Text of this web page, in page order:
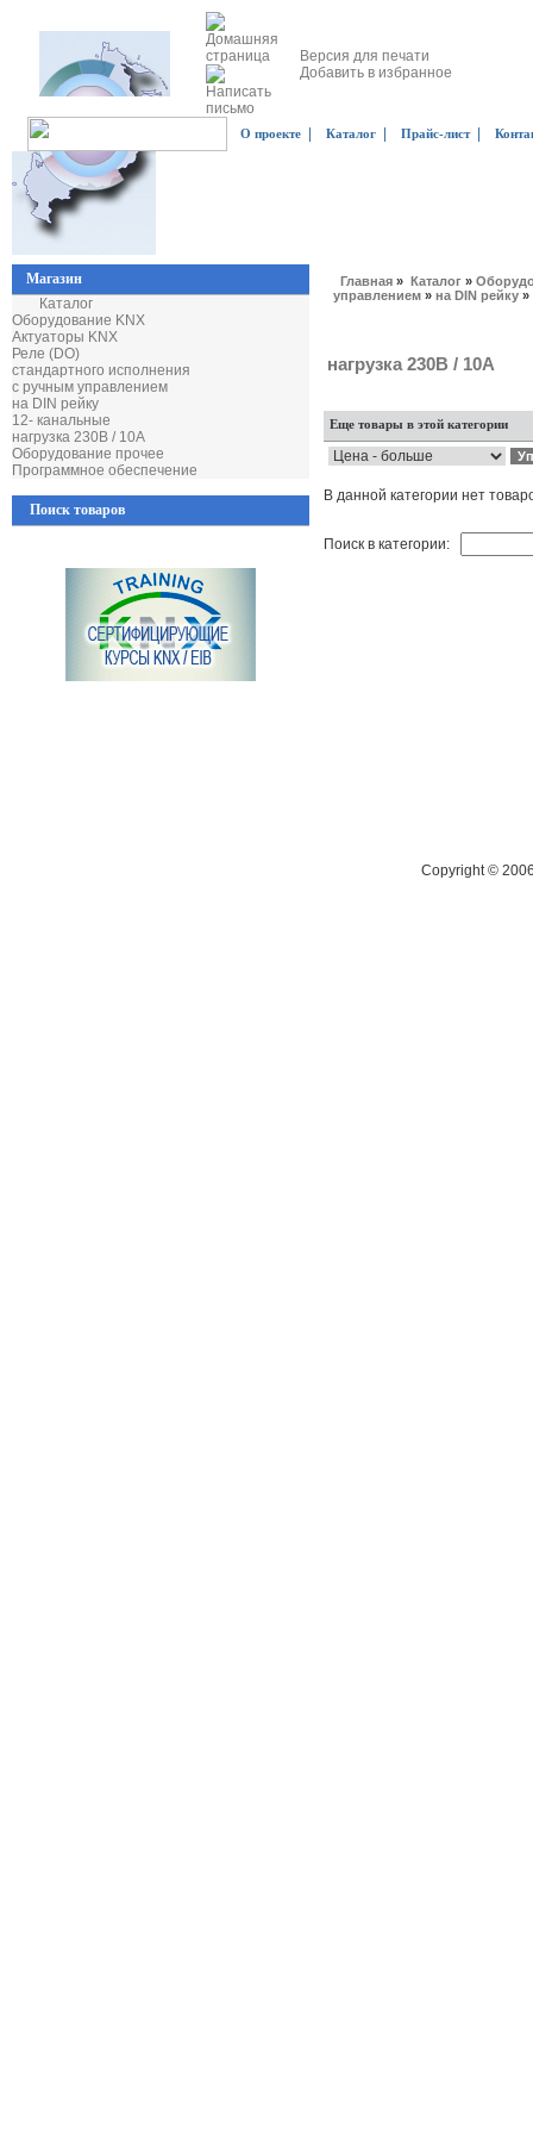
Версия для печати
Добавить в избранное
О проекте Каталог Прайс-лист|
Магазин
Каталог
Оборудование KNX
Актуаторы KNX
Реле (DO)
стандартного исполнения
с ручным управлением
на DIN рейку
12- канальные
нагрузка 230В / 10А
Оборудование прочее
Программное обеспечение
Поиск товаров
Главная » Каталог »
управлением » на DIN рейку »
нагрузка 230В / 10А
Еще товары в этой категории
В данной категории нет
Поиск в категории:
Copyright ©